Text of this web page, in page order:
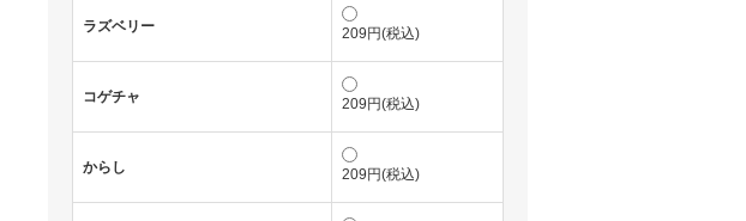
ラズベリー 209円(税込)
コゲチャ 209円(税込)
からし 209円(税込)